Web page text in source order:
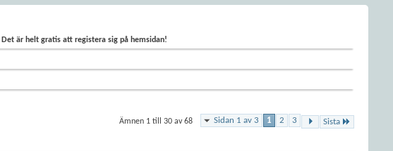
Det är helt gratis att registera sig på hemsidan!
Sidan 1 av 3 1 2 3 Sista
Ämnen 1 till 30 av 68